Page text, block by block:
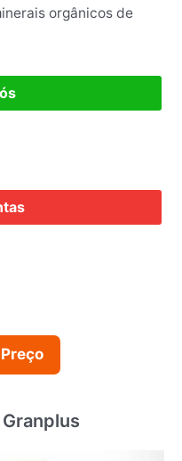
orgânicos de